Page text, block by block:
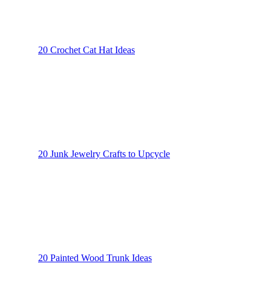
20 Crochet Cat Hat Ideas
20 Junk Jewelry Crafts to Upcycle
20 Painted Wood Trunk Ideas